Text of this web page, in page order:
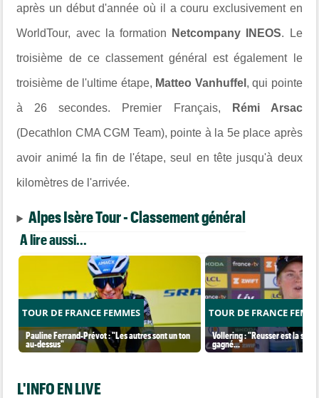
après un début d'année où il a couru exclusivement en
WorldTour, avec la formation Netcompany INEOS. Le
troisième de ce classement général est également le
troisième de l'ultime étape, Matteo Vanhuffel , qui pointe
à 26 secondes. Premier Français, Rémi Arsac
(Decathlon CMA CGM Team), pointe à la 5e place après
avoir animé la fin de l'étape, seul en tête jusqu'à deux
kilomètres de l'arrivée.
Alpes Isère Tour - Classement général
A lire aussi...
TOUR DE FRANCE FEMMES
Pauline Ferrand-Prévot : "Les autres sont un ton
au-dessus"
TOUR DE FRANCE
Vollering : "Reusser est la
gagné..."
L'INFO EN LIVE